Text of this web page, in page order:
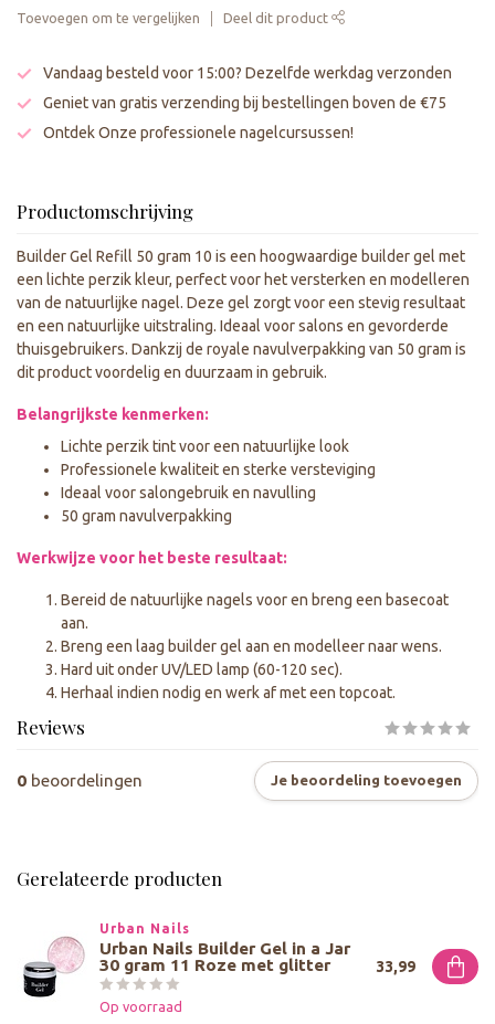
Toevoegen om te vergelijken Deel dit product
Vandaag besteld voor 15:00? Dezelfde werkdag verzonden
Geniet van gratis verzending bij bestellingen boven de €75
Ontdek Onze professionele nagelcursussen!
Productomschrijving
Builder Gel Refill 50 gram 10 is een hoogwaardige builder gel met
een lichte perzik kleur, perfect voor het versterken en modelleren
van de natuurlijke nagel. Deze gel zorgt voor een stevig resultaat
en een natuurlijke uitstraling. Ideaal voor salons en gevorderde
thuisgebruikers. Dankzij de royale navulverpakking van 50 gram is
dit product voordelig en duurzaam in gebruik.
Belangrijkste kenmerken:
Lichte perzik tint voor een natuurlijke look
Professionele kwaliteit en sterke versteviging
Ideaal voor salongebruik en navulling
50 gram navulverpakking
Werkwijze voor het beste resultaat:
Bereid de natuurlijke nagels voor en breng een basecoat
aan.
Breng een laag builder gel aan en modelleer naar wens.
Hard uit onder UV/LED lamp (60-120 sec).
Herhaal indien nodig en werk af met een topcoat.
Reviews
0 beoordelingen Je beoordeling toevoegen
Gerelateerde producten
Urban Nails
Urban Nails Builder Gel in a Jar
30 gram 11 Roze met glitter
Op voorraad
33,99